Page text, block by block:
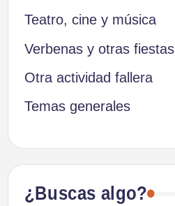
Teatro, cine y música
Verbenas y otras fiestas
Otra actividad fallera
Temas generales
¿Buscas algo?